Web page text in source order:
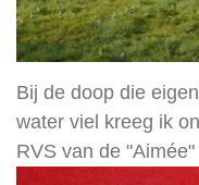
Bij de doop die
water viel kreeg ik
RVS van de